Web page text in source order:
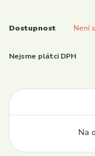
Dostupnost Není
Nejsme plátci DPH
Na